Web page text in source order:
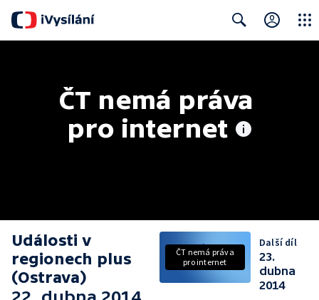
ČT nemá práva
pro internet
Události v
regionech plus
(Ostrava)
ČT nemá práva
pro internet
Další díl
23.
dubna
2014